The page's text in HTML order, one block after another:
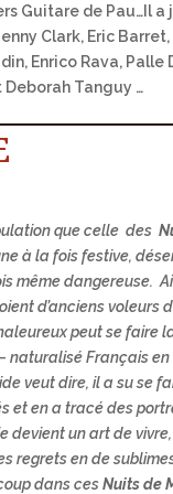
Guitare de Pau…Il a
Clark, Eric
Enrico Rava, Palle
Deborah Tanguy …
que celle des
à la fois festive,
même dangereuse.
d’anciens voleurs
peut se faire
naturalisé Français en
veut dire, il a su se
et en a tracé des
devient un art de
regrets en de
dans cesNuits de